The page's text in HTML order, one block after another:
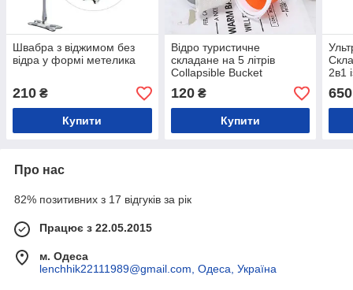
Швабра з віджимом без
відра у формі метелика
210 ₴
Купити
Відро туристичне
складане на 5 літрів
Collapsible Bucket
120₴
Купити
2в1
650
Про нас
82% позитивних з 17 відгуків за рік
Працює з 22.05.2015
м. Одеса
lenchhik22111989@gmail.com, Одеса, Україна